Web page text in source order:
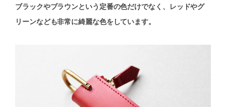
ブラックやブラウンという定番の色だけでなく、レッドやグ
リーンなども非常に綺麗な色をしています。